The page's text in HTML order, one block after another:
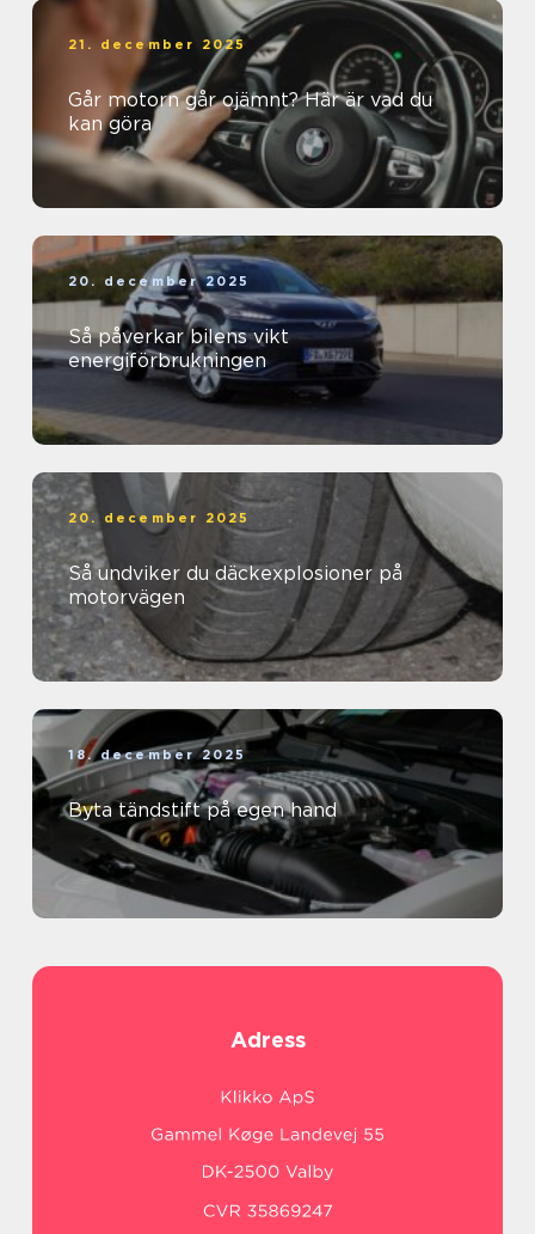
21. december 2025
Går motorn går ojämnt? Här är vad du
kan göra
20. december 2025
Så påverkar bilens vikt
energiförbrukningen
20. december 2025
Så undviker du däckexplosioner på
motorvägen
18. december 2025
Byta tändstift på egen hand
Adress